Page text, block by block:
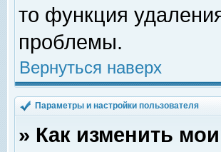
то функция
проблемы.
Вернуться наверх
Параметры и настройки пользователя
» Как изменить